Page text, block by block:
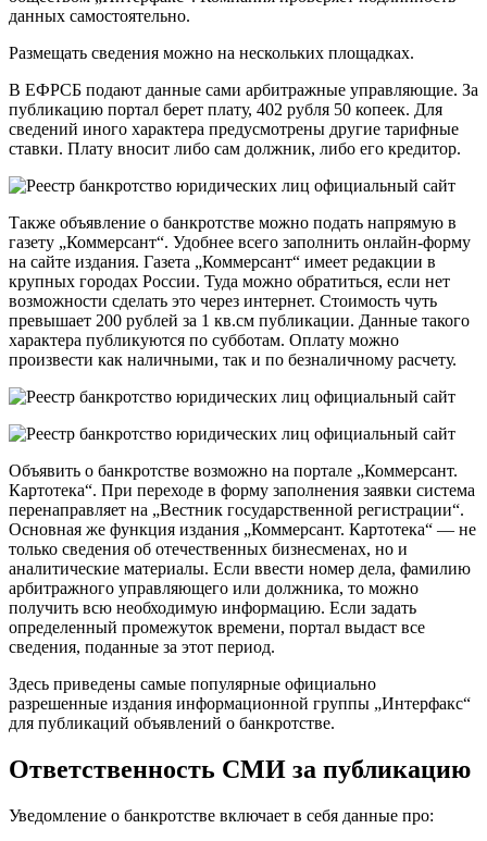
данных самостоятельно.
Размещать сведения можно на нескольких площадках.
В ЕФРСБ подают данные сами арбитражные управляющие. За
публикацию портал берет плату, 402 рубля 50 копеек. Для
сведений иного характера предусмотрены другие тарифные
ставки. Плату вносит либо сам должник, либо его кредитор.
Также объявление о банкротстве можно подать напрямую в
газету „Коммерсант“. Удобнее всего заполнить онлайн-форму
на сайте издания. Газета „Коммерсант“ имеет редакции в
крупных городах России. Туда можно обратиться, если нет
возможности сделать это через интернет. Стоимость чуть
превышает 200 рублей за 1 кв.см публикации. Данные такого
характера публикуются по субботам. Оплату можно
произвести как наличными, так и по безналичному расчету.
Объявить о банкротстве возможно на портале „Коммерсант.
Картотека“. При переходе в форму заполнения заявки система
перенаправляет на „Вестник государственной регистрации“.
Основная же функция издания „Коммерсант. Картотека“ — не
только сведения об отечественных бизнесменах, но и
аналитические материалы. Если ввести номер дела, фамилию
арбитражного управляющего или должника, то можно
получить всю необходимую информацию. Если задать
определенный промежуток времени, портал выдаст все
сведения, поданные за этот период.
Здесь приведены самые популярные официально
разрешенные издания информационной группы „Интерфакс“
для публикаций объявлений о банкротстве.
Ответственность СМИ за публикацию
Уведомление о банкротстве включает в себя данные про: